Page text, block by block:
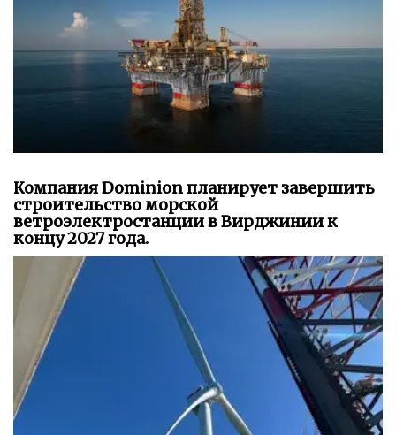
Компания Dominion планирует завершить
строительство морской
ветроэлектростанции в Вирджинии к
концу 2027 года.